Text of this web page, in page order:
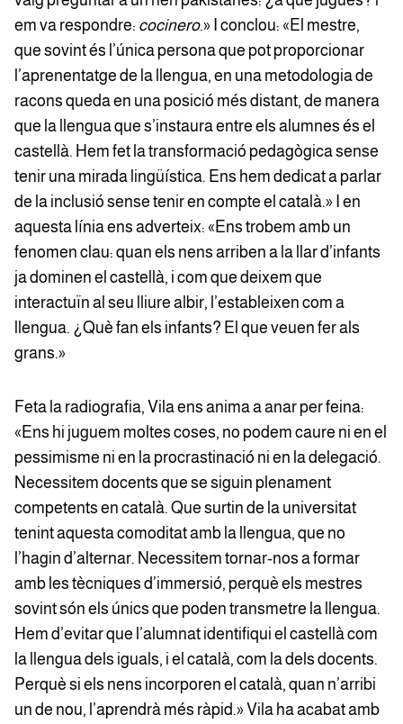
em va respondre: cocinero.» I conclou: «El mestre,
que sovint és l’única persona que pot proporcionar
l’aprenentatge de la llengua, en una metodologia de
racons queda en una posició més distant, de manera
que la llengua que s’instaura entre els alumnes és el
castellà. Hem fet la transformació pedagògica sense
tenir una mirada lingüística. Ens hem dedicat a parlar
de la inclusió sense tenir en compte el català.» I en
aquesta línia ens adverteix: «Ens trobem amb un
fenomen clau: quan els nens arriben a la llar d’infants
ja dominen el castellà, i com que deixem que
interactuïn al seu lliure albir, l’estableixen com a
llengua. ¿Què fan els infants? El que veuen fer als
grans.»
Feta la radiografia, Vila ens anima a anar per feina:
«Ens hi juguem moltes coses, no podem caure ni en el
pessimisme ni en la procrastinació ni en la delegació.
Necessitem docents que se siguin plenament
competents en català. Que surtin de la universitat
tenint aquesta comoditat amb la llengua, que no
l’hagin d’alternar. Necessitem tornar-nos a formar
amb les tècniques d’immersió, perquè els mestres
sovint són els únics que poden transmetre la llengua.
Hem d’evitar que l’alumnat identifiqui el castellà com
la llengua dels iguals, i el català, com la dels docents.
Perquè si els nens incorporen el català, quan n’arribi
un de nou, l’aprendrà més ràpid.» Vila ha acabat amb